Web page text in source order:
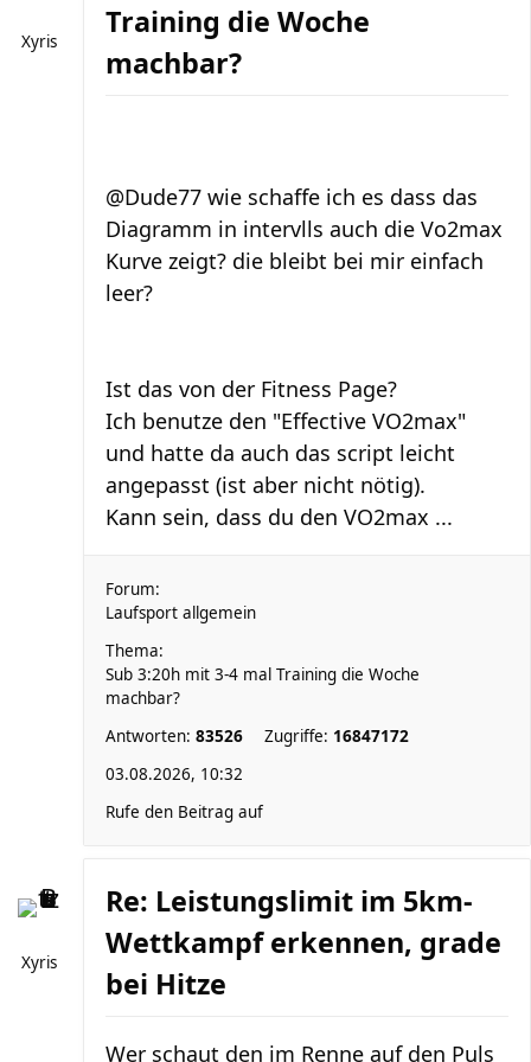
Xyris
Training die Woche
machbar?
@Dude77 wie schaffe ich es dass das
Diagramm in intervlls auch die Vo2max
Kurve zeigt? die bleibt bei mir einfach
leer?
Ist das von der Fitness Page?
Ich benutze den "Effective VO2max"
und hatte da auch das script leicht
angepasst (ist aber nicht nötig).
Kann sein, dass du den VO2max ...
Forum:
Laufsport allgemein
Thema:
Sub 3:20h mit 3-4 mal Training die Woche
machbar?
Antworten: 83526 Zugriffe: 16847172
03.08.2026, 10:32
Rufe den Beitrag auf
Xyris
Re: Leistungslimit im 5km-
Wettkampf erkennen, grade
bei Hitze
Wer schaut den im Renne auf den Puls